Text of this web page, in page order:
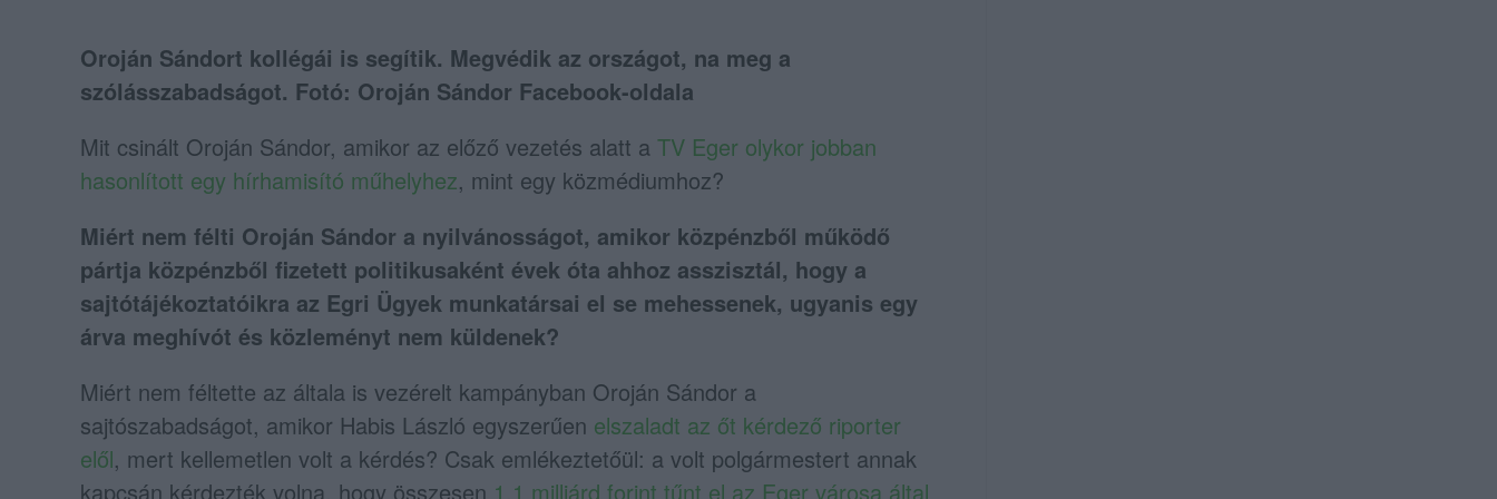
Oroján Sándort kollégái is segítik. Megvédik az országot, na meg a
szólásszabadságot. Fotó: Oroján Sándor Facebook-oldala
Mit csinált Oroján Sándor, amikor az előző vezetés alatt a TV Eger olykor jobban
hasonlított egy hírhamisító műhelyhez, mint egy közmédiumhoz?
Miért nem félti Oroján Sándor a nyilvánosságot, amikor közpénzből működő
pártja közpénzből fizetett politikusaként évek óta ahhoz asszisztál, hogy a
sajtótájékoztatóikra az Egri Ügyek munkatársai el se mehessenek, ugyanis egy
árva meghívót és közleményt nem küldenek?
Miért nem féltette az általa is vezérelt kampányban Oroján Sándor a
sajtószabadságot, amikor Habis László egyszerűen elszaladt az őt kérdező riporter
elől, mert kellemetlen volt a kérdés? Csak emlékeztetőül: a volt polgármestert annak
kapcsán kérdezték volna, hogy összesen 1,1 milliárd forint tűnt el az Eger városa által